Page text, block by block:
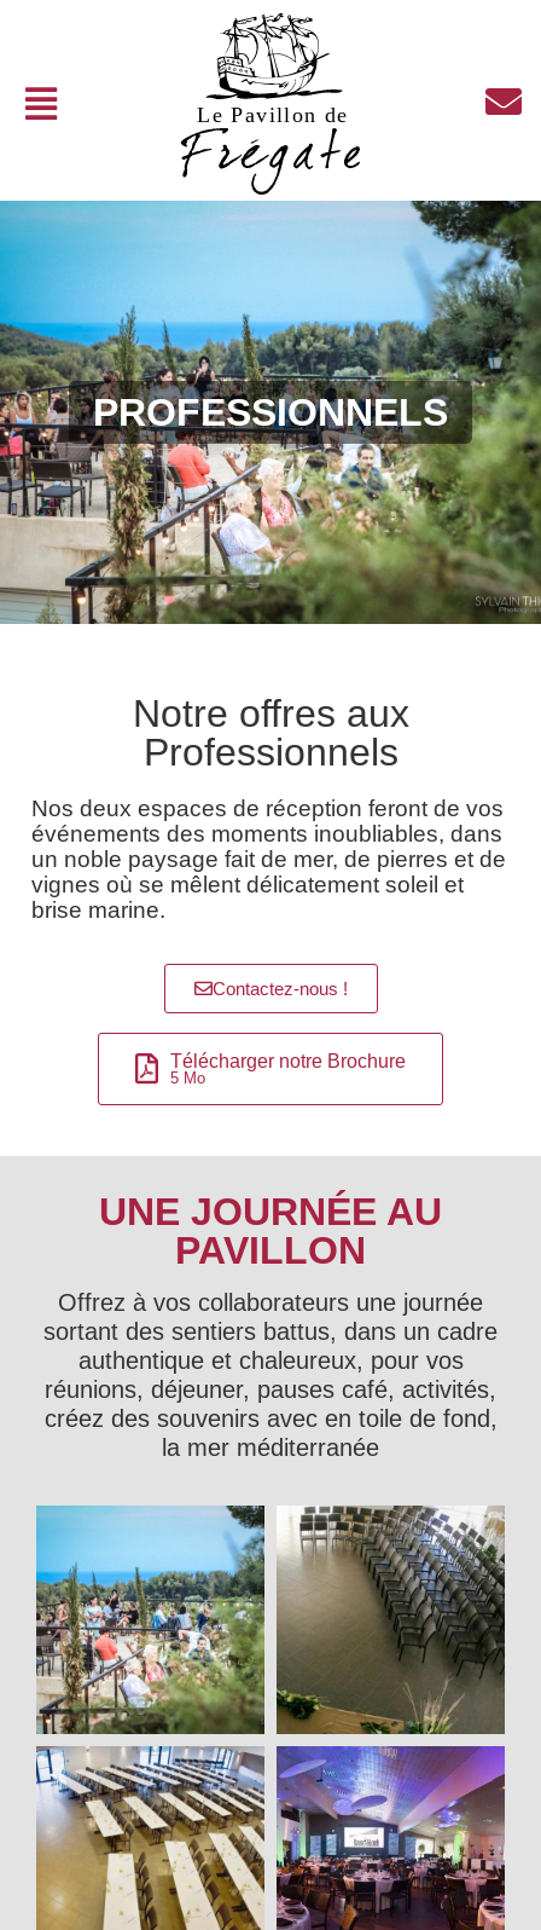
PROFESSIONNELS
Notre offres aux
Professionnels
Nos deux espaces de réception feront de vos
événements des moments inoubliables, dans
un noble paysage fait de mer, de pierres et de
vignes où se mêlent délicatement soleil et
brise marine.
Contactez-nous !
Télécharger notre Brochure
5 Mo
UNE JOURNÉE AU
PAVILLON
Offrez à vos collaborateurs une journée
sortant des sentiers battus, dans un cadre
authentique et chaleureux, pour vos
réunions, déjeuner, pauses café, activités,
créez des souvenirs avec en toile de fond,
la mer méditerranée